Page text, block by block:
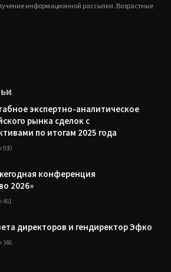
информационной рассылки. Возрастные
экспертно-аналитическое
рынка сделок с
по итогам 2025 года
930
конференция
2026»
461
директоров и гендиректор Эфко
346